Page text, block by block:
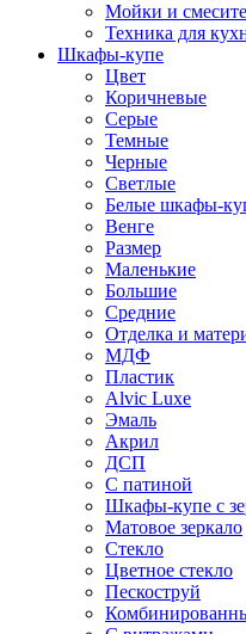
Мойки и
Техника для
Шкафы-купе
Цвет
Коричневые
Серые
Темные
Черные
Светлые
Белые шкафы-
Венге
Размер
Маленькие
Большие
Средние
Отделка и
МДФ
Пластик
Alvic Luxe
Эмаль
Акрил
ДСП
С патиной
Шкафы-купе с
Матовое зеркало
Стекло
Цветное стекло
Пескоструй